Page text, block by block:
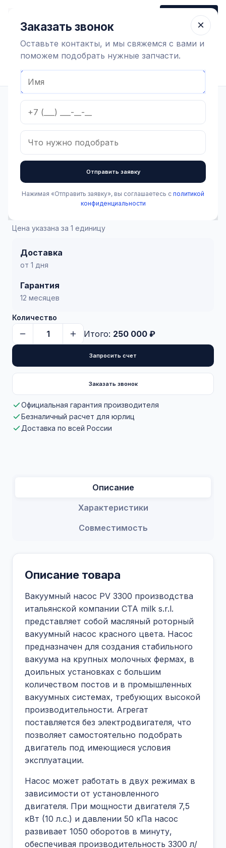
Заказать звонок
Вакуумная система
Вакуумный насос PV 3300
В наличии
Вакуумный насос PV
3300
1.2.2.003 Бренд:CTA milk s.r.l.
250 000 ₽
Цена указана за 1 единицу
Доставка
от 1 дня
Гарантия
12 месяцев
Количество
Итого: 250 000 ₽
Запросить счет
Заказать звонок
Официальная гарантия производителя
Безналичный расчет для юрлиц
Доставка по всей России
Описание
Характеристики
Совместимость
Описание товара
Вакуумный насос PV 3300 производства
итальянской компании CTA milk s.r.l.
представляет собой масляный роторный
вакуумный насос красного цвета. Насос
предназначен для создания стабильного
вакуума на крупных молочных фермах, в
доильных установках с большим
количеством постов и в промышленных
вакуумных системах, требующих высокой
производительности. Агрегат
поставляется без электродвигателя, что
позволяет самостоятельно подобрать
двигатель под имеющиеся условия
эксплуатации.
Насос может работать в двух режимах в
зависимости от установленного
двигателя. При мощности двигателя 7,5
кВт (10 л.с.) и давлении 50 кПа насос
развивает 1050 оборотов в минуту,
обеспечивая производительность 3300 л/
×
Заказать звонок
Оставьте контакты, и мы свяжемся с вами и
поможем подобрать нужные запчасти.
Отправить заявку
Нажимая «Отправить заявку», вы соглашаетесь с политикой
конфиденциальности